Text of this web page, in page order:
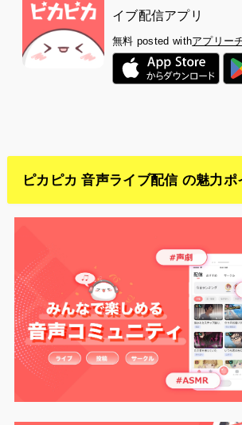
イブ配信アプリ
無料 posted withアプリー
ピカピカ 音声ライブ配信 の魅力ポ